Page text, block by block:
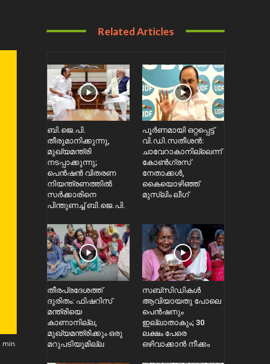
min.
Related Articles
ബി.ജെ.പി.
തീരുമാനിക്കുന്നു,
മുഖ്യമന്ത്രി
നടപ്പാക്കുന്നു;
പെൻഷൻ വിതരണ
നിയന്ത്രണത്തിൽ
സ‍ർക്കാരിനെ
പിന്തുണച്ച് ബി.ജെ.പി.
പൂർണമായി ഒറ്റപ്പെട്ട്
വി.ഡി.സതീശൻ:
ചാവേറാകാനില്ലെന്ന്
കോൺഗ്രസ്
നേതാക്കൾ,
കൈയൊഴിഞ്ഞ്
മുസ്ലിം ലീഗ്
തീരപ്രദേശത്ത്
ദുരിതം: ഫിഷറിസ്‌
മന്ത്രിയെ
കാണാനില്ല,
മുഖ്യമന്ത്രിക്കും ഒരു
മറുപടിയുമില്ല
സബ്സിഡികൾ
ആവിയായതു പോലെ
പെൻഷനും
ഇല്ലാതാകും; 30
ലക്ഷം പേരെ
ഒഴിവാക്കാൻ നീക്കം